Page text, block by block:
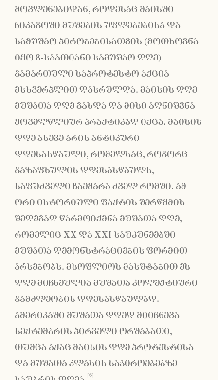
მოვლენებიდან, როდესაც მაისში
ჩიკაგოში მუშების უფლებებისა და
სამუშაო პირობებისათვის (მოთხოვნა
იყო 8-საათიანი სამუშაო დღე)
გამართული საპროტესტო აქცია
მსხვერპლით დასრულდა. მაისის დღე
მუშათა დღე გახდა და მისი აღნიშვნა
ყოველწლიურ პრაქტიკად იქცა. მაისის
დღე ასევე არის ანტიკური
დღესასწაული, რომელსაც, როგორც
გაზაფხულის დღესასწაულს,
საფუძველი ჩაეყარა ძველ რომში. ამ
ორი ისტორიული ფაქტის შერწყმის
შედეგად წარმოიქმნა მუშათა დღე,
რომელიც XX და XXI საუკუნეებში
მუშათა დემონსტრაციების ფორმით
არსებობს. მსოფლიოს მასშტაბით ეს
დღე მიჩნეულია მუშათა კოლექტიური
გამძლეობის დღესასწაულად.
ამერიკაში მუშათა დღედ მიიჩნევა
სექტემბრის პირველი ორშაბათი,
თუმცა აქაც მაისის დღე პროტესტისა
და მუშათა კლასის საჭიროებებზე
[6]